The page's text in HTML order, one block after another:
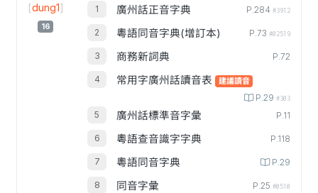
[dung1]
16
廣州話正音字典 P.284 #3912
粵語同音字典(增訂本) P.73 #02519
商務新詞典 P.72
常用字廣州話讀音表 建議讀音
P.29 #303
廣州話標準音字彙 P.11
粵語查音識字字典 P.118
粵語同音字典 P.29
同音字彙 P.25 #0510